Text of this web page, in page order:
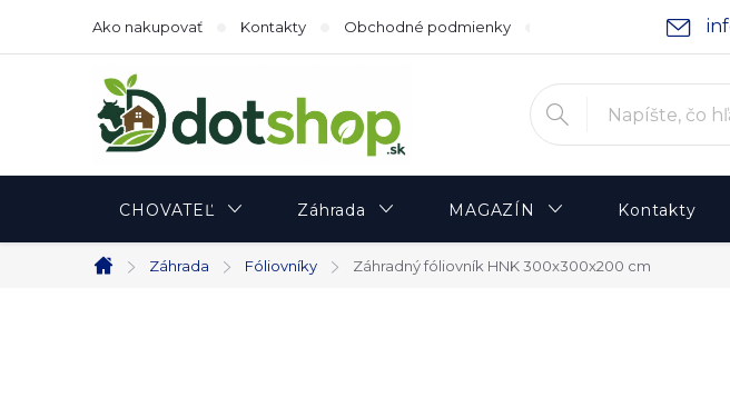
Ako nakupovať Kontakty Obchodné podmienky Podmienky ochrany
CHOVATEĽ Záhrada MAGAZÍN Kontakty
Domov
Záhrada Fóliovníky Záhradný fóliovník HNK 300x300x200 cm